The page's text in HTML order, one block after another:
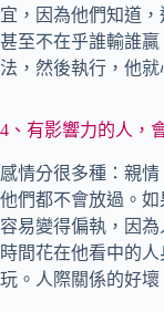
宜，因為他們知道
甚至不在乎誰輸誰
法，然後執行，他就
4、有影響力的人，
感情分很多種：親
他們都不會放過。
容易變得偏執，因
時間花在他看中的
玩。人際關係的好壞